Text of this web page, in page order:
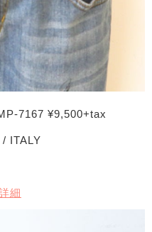
7167 ¥9,500+tax
ITALY
細